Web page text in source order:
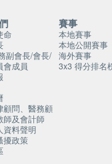
命
副會長/會長/
會成員
顧問、醫務顧
師及會計師
資料聲明
擾政策
賽事
本地賽事
本地公開賽事
海外賽事
3x3 得分排名